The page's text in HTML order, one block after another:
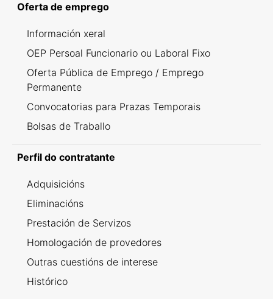
Oferta de emprego
Información xeral
OEP Persoal Funcionario ou Laboral Fixo
Oferta Pública de Emprego / Emprego
Permanente
Convocatorias para Prazas Temporais
Bolsas de Traballo
Perfil do contratante
Adquisicións
Eliminacións
Prestación de Servizos
Homologación de provedores
Outras cuestións de interese
Histórico